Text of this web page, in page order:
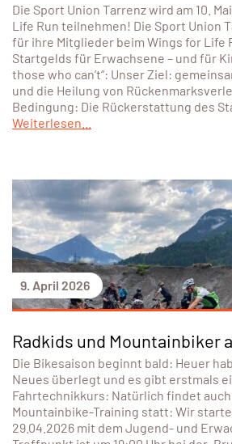
Die Sport Union Tarrenz wird am 10.
Life Run teilnehmen! Die Sport Union
für ihre Mitglieder beim Wings for Life
Startgelds für Erwachsene – und für
those who can’t“: Unser Ziel:
und die Heilung von
Bedingung: Die Rückerstattung des
Weiterlesen...
9. April 2026
Radkids und Mountainbiker
Die Bikesaison beginnt bald: Heuer
Neues überlegt und es gibt erstmals
Fahrtechnikkurs: Natürlich findet
Mountainbike-Training statt: Wir
29.04.2026 mit dem Jugend- und